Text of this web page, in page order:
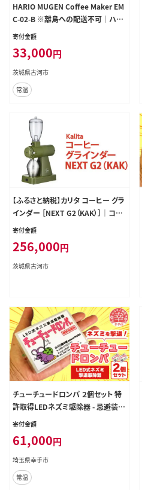
HARIO MUGEN Coffee Maker EM
C-02-B ※離島への配送不可｜ハリ
オ 珈琲 おしゃれ コーヒー 耐熱 ガラ
わいい ドリッパー ドリップ_EB49
寄付金額
33,000円
茨城県古河市
常温
【ふるさと納税】カリタ コーヒー グラ
インダー ［NEXT G2（KAK）］｜コー
ヒーミル ミル 電動 電動コーヒーミ
ジーツー アーミーグリーン コーヒ
ー 家電 グラインダー カーキ グリー
無料_EW02
寄付金額
256,000円
茨城県古河市
チューチュードロンパ ２個セット 特
許取得LEDネズミ駆除器 - 忌避装置
害獣 害虫 撃退 安全 LED 点滅 埼玉
寄付金額
61,000円
埼玉県幸手市
常温